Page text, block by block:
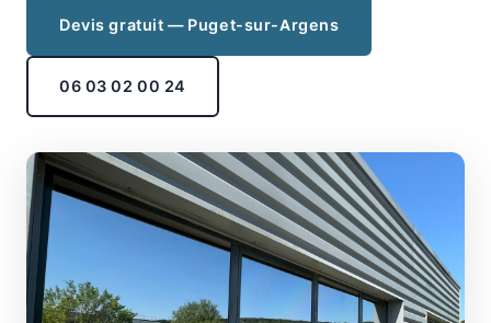
Devis gratuit — Puget-sur-Argens
06 03 02 00 24